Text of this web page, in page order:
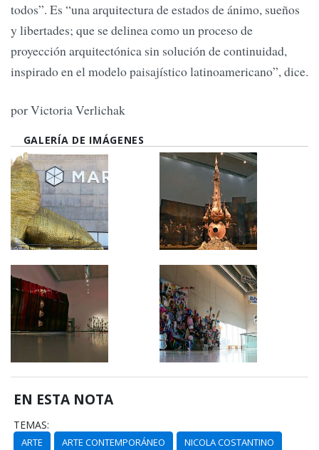
todos”. Es “una arquitectura de estados de ánimo, sueños
y libertades; que se delinea como un proceso de
proyección arquitectónica sin solución de continuidad,
inspirado en el modelo paisajístico latinoamericano”, dice.
por Victoria Verlichak
GALERÍA DE IMÁGENES
EN ESTA NOTA
TEMAS:
ARTE ARTE CONTEMPORÁNEO
NICOLA COSTANTINO